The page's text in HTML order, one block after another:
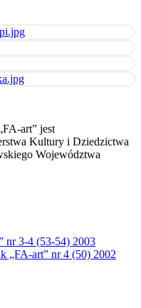
art” jest
Kultury i Dziedzictwa
Województwa
nr 3-4 (53-54) 2003
„FA-art” nr 4 (50) 2002